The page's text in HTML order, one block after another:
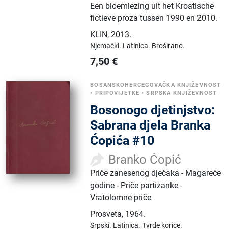
Een bloemlezing uit het Kroatische
fictieve proza tussen 1990 en 2010.
KLIN,2013.
Njemački. Latinica. Broširano.
7,50 €
BOSANSKOHERCEGOVAČKA KNJIŽEVNOST
• PRIPOVIJETKE •SRPSKA KNJIŽEVNOST
Bosonogo djetinjstvo:
Sabrana djela Branka
Ćopića #10
Branko Ćopić
Priče zanesenog dječaka - Magareće
godine - Priče partizanke -
Vratolomne priče
Prosveta, 1964.
Srpski. Latinica.Tvrde korice.